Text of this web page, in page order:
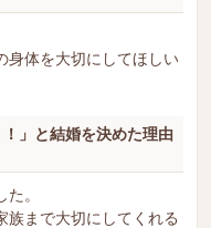
身体を大切にしてほしい
！」と結婚を決めた理由
。
族まで大切にしてくれる